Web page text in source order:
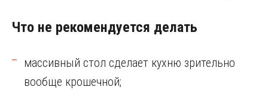
Что не рекомендуется делать
массивный стол сделает кухню зрительно
вообще крошечной;